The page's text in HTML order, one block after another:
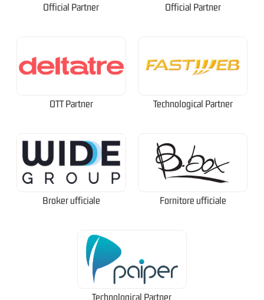
Official Partner Official Partner
OTT Partner Technological Partner
Broker ufficiale Fornitore ufficiale
Technological Partner